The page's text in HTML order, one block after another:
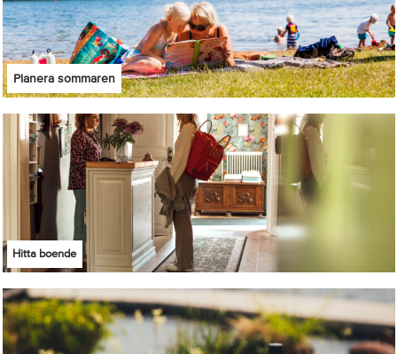
Planera sommaren
Hitta boende